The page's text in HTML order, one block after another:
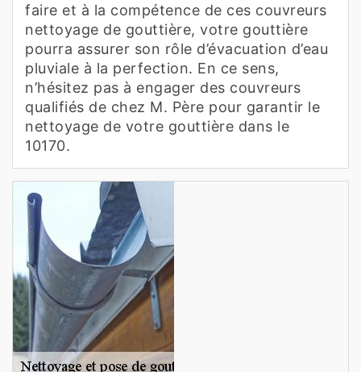
faire et à la compétence de ces couvreurs
nettoyage de gouttière, votre gouttière
pourra assurer son rôle d’évacuation d’eau
pluviale à la perfection. En ce sens,
n’hésitez pas à engager des couvreurs
qualifiés de chez M. Père pour garantir le
nettoyage de votre gouttière dans le
10170.